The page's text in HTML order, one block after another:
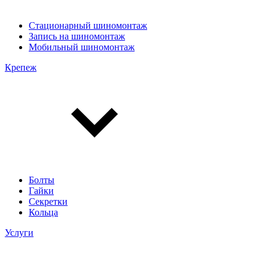
Стационарный шиномонтаж
Запись на шиномонтаж
Мобильный шиномонтаж
Крепеж
Болты
Гайки
Секретки
Кольца
Услуги